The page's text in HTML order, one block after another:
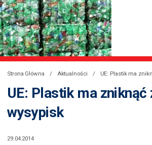
Strona Główna Aktualności UE: Plastik ma
UE: Plastik ma zniknąć
wysypisk
29.04.2014